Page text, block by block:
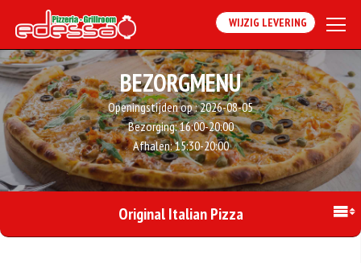
WIJZIG LEVERING
BEZORGMENU
Openingstijden op :2026-08-05
Bezorging:16:00-20:00
Afhalen:15:30-20:00
Original Italian Pizza